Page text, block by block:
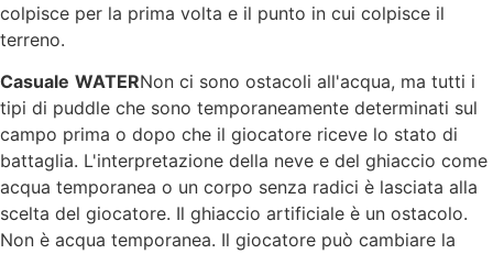
colpisce per la prima volta e il punto in cui colpisce il
terreno.
Casuale WATERNon ci sono ostacoli all'acqua, ma tutti i
tipi di puddle che sono temporaneamente determinati sul
campo prima o dopo che il giocatore riceve lo stato di
battaglia. L'interpretazione della neve e del ghiaccio come
acqua temporanea o un corpo senza radici è lasciata alla
scelta del giocatore. Il ghiaccio artificiale è un ostacolo.
Non è acqua temporanea. Il giocatore può cambiare la